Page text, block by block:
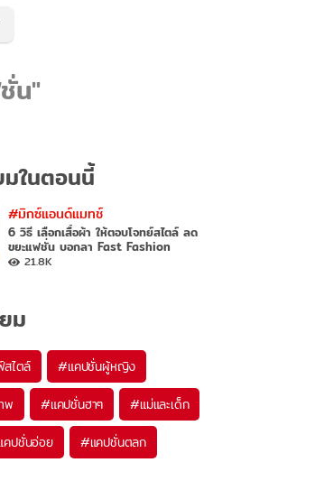
น"
ในตอนนี้
#มิกซ์แอนด์แมทช์
6 วิธี เลือกเสื้อผ้า ให้ตอบโจทย์สไตล์ ลด
ขยะแฟชั่น บอกลา Fast Fashion
21.8K
ม
สไตล์ #แคปชั่นผู้หญิง
พ #แคปชั่นฮาๆ #แม่และเด็ก
คปชั่นอ่อย #แคปชั่นตลก